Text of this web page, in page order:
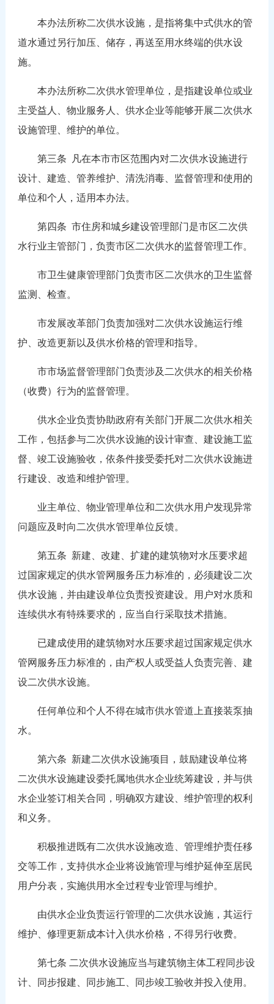
本办法所称二次供水设施，是指将集中式供水的管
道水通过另行加压、储存，再送至用水终端的供水设
施。
本办法所称二次供水管理单位，是指建设单位或业
主受益人、物业服务人、供水企业等能够开展二次供水
设施管理、维护的单位。
第三条 凡在本市市区范围内对二次供水设施进行
设计、建造、管养维护、清洗消毒、监督管理和使用的
单位和个人，适用本办法。
第四条 市住房和城乡建设管理部门是市区二次供
水行业主管部门，负责市区二次供水的监督管理工作。
市卫生健康管理部门负责市区二次供水的卫生监督
监测、检查。
市发展改革部门负责加强对二次供水设施运行维
护、改造更新以及供水价格的管理和指导。
市市场监督管理部门负责涉及二次供水的相关价格
（收费）行为的监督管理。
供水企业负责协助政府有关部门开展二次供水相关
工作，包括参与二次供水设施的设计审查、建设施工监
督、竣工设施验收，依条件接受委托对二次供水设施进
行建设、改造和维护管理。
业主单位、物业管理单位和二次供水用户发现异常
问题应及时向二次供水管理单位反馈。
第五条 新建、改建、扩建的建筑物对水压要求超
过国家规定的供水管网服务压力标准的，必须建设二次
供水设施，并由建设单位负责投资建设。用户对水质和
连续供水有特殊要求的，应当自行采取技术措施。
已建成使用的建筑物对水压要求超过国家规定供水
管网服务压力标准的，由产权人或受益人负责完善、建
设二次供水设施。
任何单位和个人不得在城市供水管道上直接装泵抽
水。
第六条 新建二次供水设施项目，鼓励建设单位将
二次供水设施建设委托属地供水企业统筹建设，并与供
水企业签订相关合同，明确双方建设、维护管理的权利
和义务。
积极推进既有二次供水设施改造、管理维护责任移
交等工作，支持供水企业将设施管理与维护延伸至居民
用户分表，实施供用水全过程专业管理与维护。
由供水企业负责运行管理的二次供水设施，其运行
维护、修理更新成本计入供水价格，不得另行收费。
第七条 二次供水设施应当与建筑物主体工程同步设
计、同步报建、同步施工、同步竣工验收并投入使用。